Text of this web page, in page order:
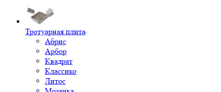
Тротуарная плита
Абрис
Арбор
Квадрат
Классико
Литос